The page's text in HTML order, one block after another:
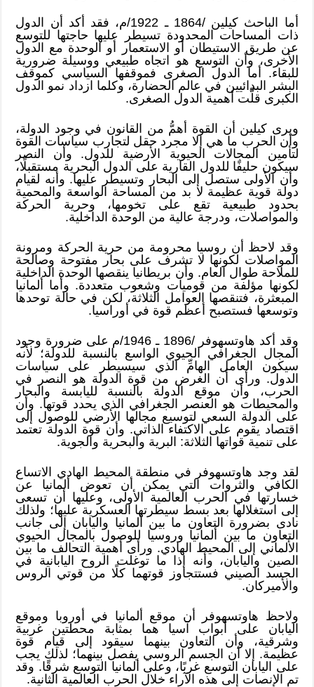
أما الباحث كيلين /1864 ـ 1922/م، فقد أكد أن الدول
ذات المساحات المحدودة تسيطر عليها حاجتها للتوسع
عن طريق الاستيطان أو الاستعمار أو الوحدة مع الدول
الأخرى، وأن التوسع هو اتجاه طبيعي ووسيلة ضرورية
للبقاء. أما الدول الصغرى فموقفها السياسي كموقف
البشر البدائيين في عالم الحضارة، وكلما ازداد نمو الدول
الكبرى قلَّت أهمية الدول الصغرى.
ويرى كيلين أن القوة أهمُّ من القانون في وجود الدولة،
وأن الحرب ما هي إلا مجرد حقل لتجارب سياسات القوة
لتأمين المجالات الحيوية الأرضية للدول. وأن النصر
سيكون حليفًا للدول القارية على الدول البحرية مستقبلًا،
وأن الأولى ستصل إلى البحار وتسيطر عليها. وأنه لقيام
دولة قوية عظيمة لا بد من المساحة الواسعة والمحمية
بحدود طبيعية تقع على تخومها، وحرية الحركة
والمواصلات، ودرجة عالية من الوحدة الداخلية.
وقد لاحظ أن روسيا محرومة من حرية الحركة ومرونة
المواصلات لكونها لا تشرف على بحار مفتوحة وصالحة
للملاحة طوال العام. وأن بريطانيا ينقصها الوحدة الداخلية
لكونها مؤلفة من قوميات وشعوب متعددة. وأما ألمانيا
المبعثرة، فتنقصها العوامل الثلاثة، لكن في حالة توحدها
وتوسعها فستصبح أعظم قوة في أوراسيا.
وقد أكد هاوتسهوفر /1896 ـ 1946/م على ضرورة وجود
المجال الجغرافي الحيوي الواسع بالنسبة للدولة؛ لأنه
سيكون العامل الهامِّ الذي سيسيطر على سياسات
الدول. ورأى أن الغرض من قوة الدولة هو النصر في
الحرب، وأن موقع الدولة بالنسبة لليابسة والبحار
والمحيطات هو العنصر الجغرافي الذي يحدد قوتها. وأن
على الدولة السعي لتوسيع مجالها الأرضي للوصول إلى
اقتصاد يقوم على الاكتفاء الذاتي. وأن قوة الدولة تعتمد
على تنمية قواتها الثلاثة: البرية والبحرية والجوية.
لقد وجد هاوتسهوفر في منطقة المحيط الهادي الاتساع
الكافي والثروات التي يمكن أن تعوض ألمانيا عن
خسارتها في الحرب العالمية الأولى، وعليها أن تسعى
إلى استغلالها بعد بسط سيطرتها العسكرية عليها؛ ولذلك
نادى بضرورة التعاون ما بين ألمانيا واليابان إلى جانب
التعاون ما بين ألمانيا وروسيا للوصول بالمجال الحيوي
الألماني إلى المحيط الهادي. ورأى أهمية التحالف ما بين
الصين واليابان، وأنه إذا ما توغلت الروح اليابانية في
الجسد الصيني فستتجاوز قوتهما كلًا من قوتي الروس
والأميركان.
ولاحظ هاوتسهوفر أن موقع ألمانيا في أوروبا وموقع
اليابان على أبواب آسيا هما بمثابة محطتين غربية
وشرقية، وأن التعاون بينهما سيقود إلى قيام قوة
عظيمة. إلا أن الجسم الروسي يفصل بينهما؛ لذلك يجب
على اليابان التوسع غربًا، وعلى ألمانيا التوسع شرقًا. وقد
تم الإنصات إلى هذه الآراء خلال الحرب العالمية الثانية.